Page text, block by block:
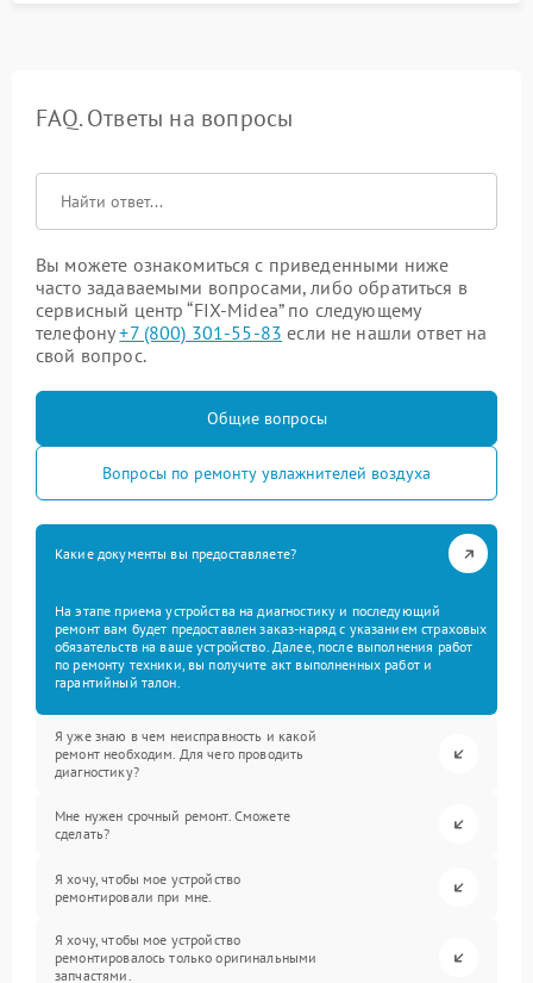
FAQ. Ответы на вопросы
Вы можете ознакомиться с приведенными ниже
часто задаваемыми вопросами, либо обратиться в
сервисный центр “FIX-Midea” по следующему
телефону+7 (800) 301-55-83 если не нашли ответ на
свой вопрос.
Общие вопросы
Вопросы по ремонту увлажнителей воздуха
Какие документы вы предоставляете?
На этапе приема устройства на диагностику и последующий
ремонт вам будет предоставлен заказ-наряд с указанием страховых
обязательств на ваше устройство. Далее, после выполнения работ
по ремонту техники, вы получите акт выполненных работ и
гарантийный талон.
Я уже знаю в чем неисправность и какой
ремонт необходим. Для чего проводить
диагностику?
Мне нужен срочный ремонт. Сможете
сделать?
Я хочу, чтобы мое устройство
ремонтировали при мне.
Я хочу, чтобы мое устройство
ремонтировалось только оригинальными
запчастями.